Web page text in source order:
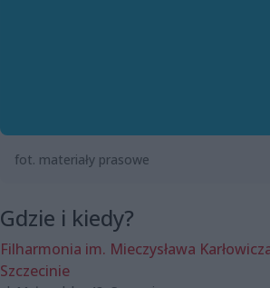
fot. materiały prasowe
Gdzie i kiedy?
Filharmonia im. Mieczysława
Szczecinie